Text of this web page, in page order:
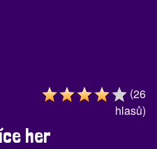
(26
hlasů)
her